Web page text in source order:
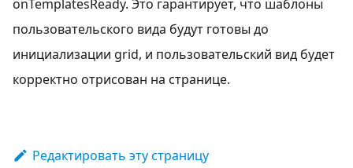
onTemplatesReady. Это гарантирует, что шаблоны
пользовательского вида будут готовы до
инициализации grid, и пользовательский вид будет
корректно отрисован на странице.
Редактировать эту страницу